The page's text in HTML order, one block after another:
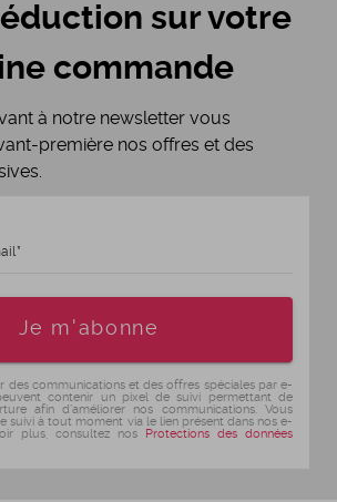
sur votre
commande
à notre newsletter vous
première nos offres et des
Je m'abonne
des communications et des offres spéciales par e-
contenir un pixel de suivi permettant de
afin d'améliorer nos communications. Vous
suivi à tout moment via le lien présent dans nos e-
plus, consultez nos Protections des données